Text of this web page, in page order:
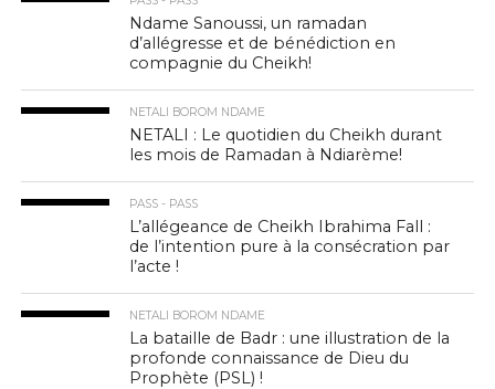
Ndame Sanoussi, un ramadan
d’allégresse et de bénédiction en
compagnie du Cheikh!
NETALI BOROM NDAME
NETALI : Le quotidien du Cheikh durant
les mois de Ramadan à Ndiarème!
PASS - PASS
L’allégeance de Cheikh Ibrahima Fall :
de l’intention pure à la consécration par
l’acte !
NETALI BOROM NDAME
La bataille de Badr : une illustration de la
profonde connaissance de Dieu du
Prophète (PSL) !